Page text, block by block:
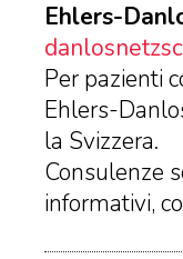
Ehlers-
Per pazienti
Ehlers-
la Svizzera.
Consulenze
informativi,